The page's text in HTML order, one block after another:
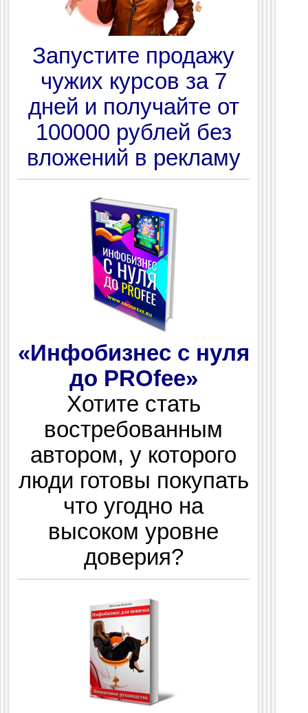
Запустите продажу
чужих курсов за 7
дней и получайте от
100000 рублей без
вложений в рекламу
«Инфобизнес с нуля
до PROfee»
Хотите стать
востребованным
автором, у которого
люди готовы покупать
что угодно на
высоком уровне
доверия?